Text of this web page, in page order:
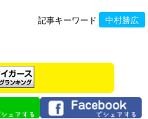
記事キーワード 中村勝広